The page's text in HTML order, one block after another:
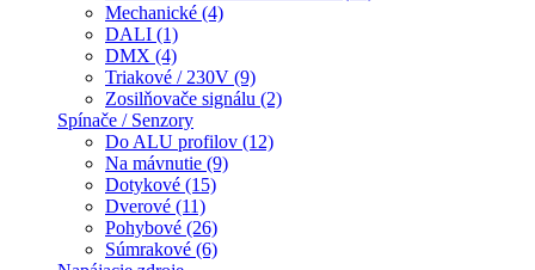
Mechanické (4)
DALI (1)
DMX (4)
Triakové / 230V (9)
Zosilňovače signálu (2)
Spínače / Senzory
Do ALU profilov (12)
Na mávnutie (9)
Dotykové (15)
Dverové (11)
Pohybové (26)
Súmrakové (6)